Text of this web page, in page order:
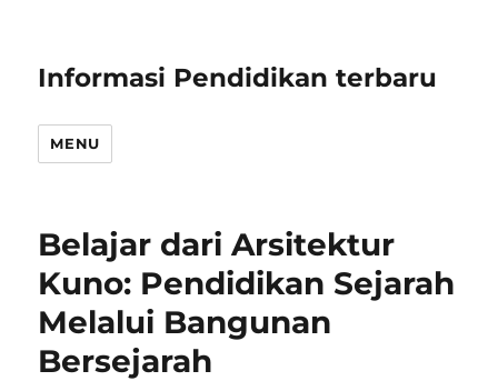
Informasi Pendidikan terbaru
MENU
Belajar dari Arsitektur
Kuno: Pendidikan Sejarah
Melalui Bangunan
Bersejarah